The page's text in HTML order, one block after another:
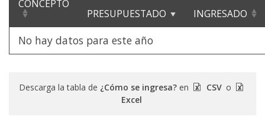
CONCEPTO
PRESUPUESTADO INGRESADO
No hay datos para este año
Descarga la tabla de ¿Cómo se ingresa?en CSV o
Excel